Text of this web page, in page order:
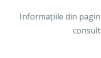
Informațiile din